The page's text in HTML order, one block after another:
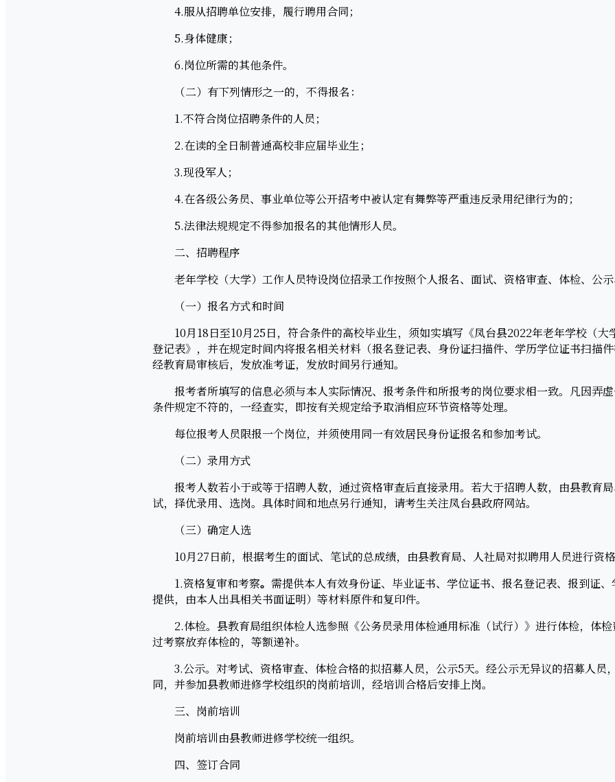
4.服从招聘单位安排，履行聘用合同；
5.身体健康；
6.岗位所需的其他条件。
（二）有下列情形之一的，不得报名：
1.不符合岗位招聘条件的人员；
2.在读的全日制普通高校非应届毕业生；
3.现役军人；
4.在各级公务员、事业单位等公开招考中被认定有舞弊等严重违反录用纪律行为的；
5.法律法规规定不得参加报名的其他情形人员。
二、招聘程序
老年学校（大学）工作人员特设岗位招录工作按照个人报名、面试、资格审查、体检、公
（一）报名方式和时间
10月18日至10月25日，符合条件的高校毕业生，须如实填写《凤台县2022年老年学校（大
登记表》，并在规定时间内将报名相关材料（报名登记表、身份证扫描件、学历学位证书扫描
经教育局审核后，发放准考证，发放时间另行通知。
报考者所填写的信息必须与本人实际情况、报考条件和所报考的岗位要求相一致。凡因弄
条件规定不符的，一经查实，即按有关规定给予取消相应环节资格等处理。
每位报考人员限报一个岗位，并须使用同一有效居民身份证报名和参加考试。
（二）录用方式
报考人数若小于或等于招聘人数，通过资格审查后直接录用。若大于招聘人数，由县教育
试，择优录用、选岗。具体时间和地点另行通知，请考生关注凤台县政府网站。
（三）确定人选
10月27日前，根据考生的面试、笔试的总成绩，由县教育局、人社局对拟聘用人员进行资
1.资格复审和考察。 需提供本人有效身份证、毕业证书、学位证书、报名登记表、报到证
提供，由本人出具相关书面证明）等材料原件和复印件。
2.体检。县教育局组织体检人选参照《公务员录用体检通用标准（试行）》进行体检，体检
过考察放弃体检的，等额递补。
3.公示。对考试、资格审查、体检合格的拟招募人员，公示5天。经公示无异议的招募人员
同，并参加县教师进修学校组织的岗前培训，经培训合格后安排上岗。
三、岗前培训
岗前培训由县教师进修学校统一组织。
四、签订合同